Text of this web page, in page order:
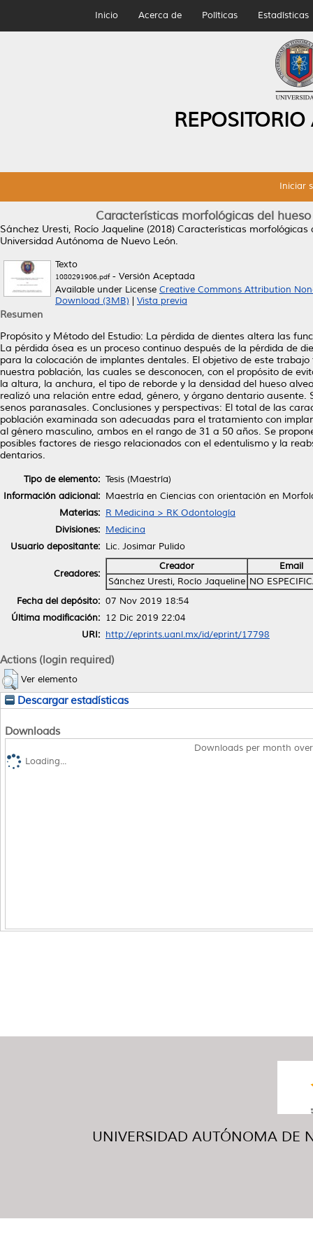
Inicio Acerca de Políticas Estadísticas
Iniciar
Características morfológicas del
Sánchez Uresti, Rocío Jaqueline (2018) Características morfológicas
Universidad Autónoma de Nuevo León.
Texto
1080291906.pdf- Versión Aceptada
Available under License Creative Commons Attribution
Download (3MB)
Vista previa
Resumen
Propósito y Método del Estudio: La pérdida de dientes altera las
La pérdida ósea es un proceso continuo después de la pérdida de
para la colocación de implantes dentales. El objetivo de este
nuestra población, las cuales se desconocen, con el propósito de
la altura, la anchura, el tipo de reborde y la densidad del hueso
realizó una relación entre edad, género, y órgano dentario
senos paranasales. Conclusiones y perspectivas: El total de las
población examinada son adecuadas para el tratamiento con
al género masculino, ambos en el rango de 31 a 50 años. Se
posibles factores de riesgo relacionados con el edentulismo y la
dentarios.
Tipo de elemento: Tesis (Maestría)
Información adicional: Maestría en Ciencias con orientación en
Materias: R Medicina > RK Odontología
Divisiones: Medicina
Usuario depositante: Lic. Josimar Pulido
Creadores:
Creador
Email
Sánchez Uresti, Rocío Jaqueline NO
Fecha del depósito: 07 Nov 2019 18:54
Última modificación: 12 Dic 2019 22:04
URI: http://eprints.uanl.mx/id/eprint/17798
Actions (login required)
Ver elemento
Descargar estadísticas
Downloads
Downloads per month
Loading...
UNIVERSIDAD AUTÓNOMA DE